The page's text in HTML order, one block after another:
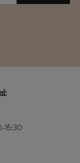
15:30